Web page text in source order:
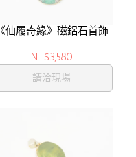
《仙履奇緣》磁鋁石首飾
NT$3,580
請洽現場